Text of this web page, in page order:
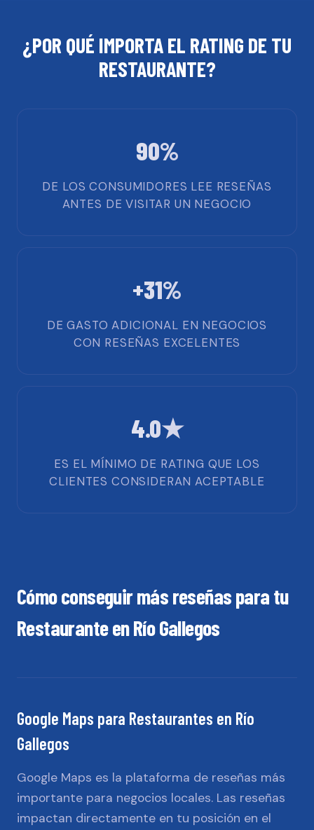
¿POR QUÉ IMPORTA EL RATING DE TU
RESTAURANTE?
90%
DE LOS CONSUMIDORES LEE RESEÑAS
ANTES DE VISITAR UN NEGOCIO
+31%
DE GASTO ADICIONAL EN NEGOCIOS
CON RESEÑAS EXCELENTES
4.0★
ES EL MÍNIMO DE RATING QUE LOS
CLIENTES CONSIDERAN ACEPTABLE
Cómo conseguir más reseñas para tu
RestauranteenRío Gallegos
Google Maps para Restaurantes en Río
Gallegos
Google Maps es la plataforma de reseñas más
importante para negocios locales. Las reseñas
impactan directamente en tu posición en el